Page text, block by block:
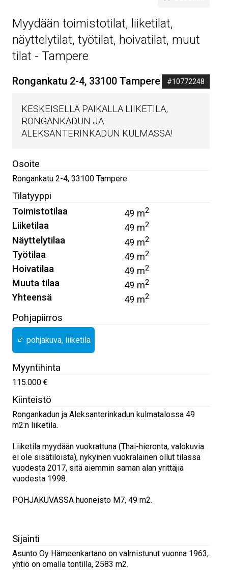
Myydään toimistotilat, liiketilat,
näyttelytilat, työtilat, hoivatilat, muut
tilat - Tampere
Rongankatu 2-4, 33100 Tampere #10772248
KESKEISELLÄ PAIKALLA LIIKETILA,
RONGANKADUN JA
ALEKSANTERINKADUN KULMASSA!
Osoite
Rongankatu 2-4, 33100 Tampere
Tilatyyppi
Toimistotilaa
49 m2
Liiketilaa 49 m2
Näyttelytilaa 49 m2
Työtilaa 49 m2
Hoivatilaa 49 m2
Muuta tilaa 49 m2
Yhteensä 49 m2
Pohjapiirros
pohjakuva, liiketila
Myyntihinta
115.000 €
Kiinteistö
Rongankadun ja Aleksanterinkadun kulmatalossa 49
m2:n liiketila.
Liiketila myydään vuokrattuna (Thai-hieronta, valokuvia
ei ole sisätiloista), nykyinen vuokralainen ollut tilassa
vuodesta 2017, sitä aiemmin saman alan yrittäjiä
vuodesta 1998.
POHJAKUVASSA huoneisto M7, 49 m2.
Sijainti
Asunto Oy Hämeenkartano on valmistunut vuonna 1963,
yhtiö on omalla tontilla, 2583 m2.